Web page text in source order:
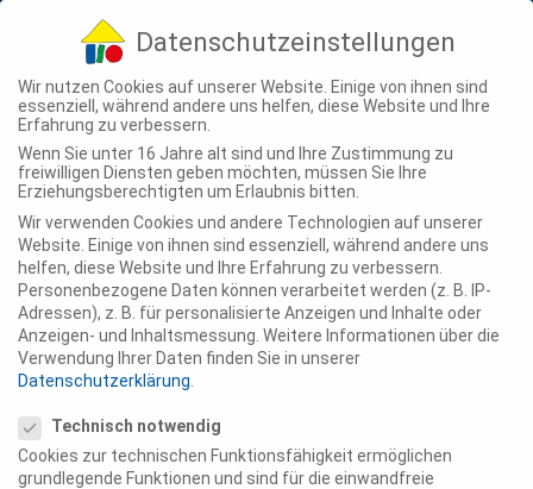
DOWNLOAD
Exposé
Op’n Holm
Das Exposé zur privaten Wohngenossenschaft
„Op’n Holm“ist fertiggestellt. Einfach
downloaden und gern Kontakt zum TING-Team
Datenschutzeinstellungen
Wir nutzen Cookies auf unserer Website. Einige von ihnen sind
essenziell, während andere uns helfen, diese Website und Ihre
Erfahrung zu verbessern.
Wenn Sie unter 16 Jahre alt sind und Ihre Zustimmung zu
freiwilligen Diensten geben möchten, müssen Sie Ihre
Erziehungsberechtigten um Erlaubnis bitten.
Wir verwenden Cookies und andere Technologien auf unserer
Website. Einige von ihnen sind essenziell, während andere uns
helfen, diese Website und Ihre Erfahrung zu verbessern.
Personenbezogene Daten können verarbeitet werden (z. B. IP-
Adressen), z. B. für personalisierte Anzeigen und Inhalte oder
Anzeigen- und Inhaltsmessung. Weitere Informationen über die
Verwendung Ihrer Daten finden Sie in unserer
Datenschutzerklärung
Technisch notwendig
Cookies zur technischen Funktionsfähigkeit ermöglichen
grundlegende Funktionen und sind für die einwandfreie